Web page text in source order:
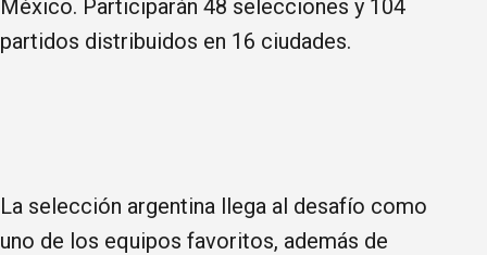
México. Participarán 48 selecciones y 104
partidos distribuidos en 16 ciudades.
La selección argentina llega al desafío como
uno de los equipos favoritos, además de